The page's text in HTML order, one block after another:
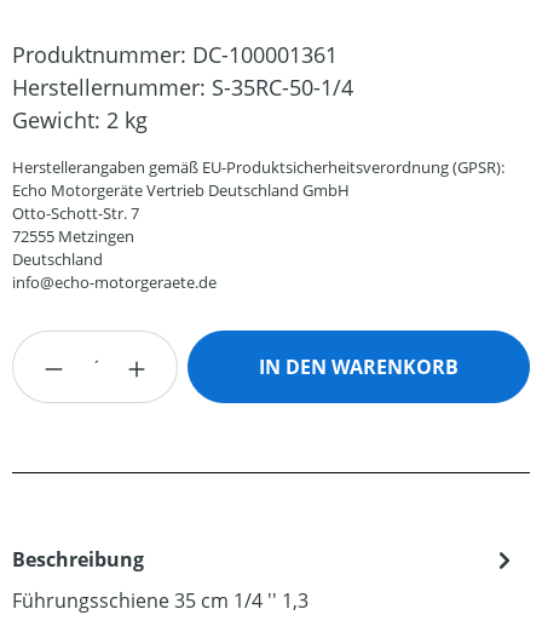
Produktnummer: DC-100001361
Herstellernummer: S-35RC-50-1/4
Gewicht: 2 kg
Herstellerangaben gemäß EU-Produktsicherheitsverordnung (GPSR):
Echo Motorgeräte Vertrieb Deutschland GmbH
Otto-Schott-Str. 7
72555 Metzingen
Deutschland
info@echo-motorgeraete.de
Produkt Anzahl: Gib den gewünschten
IN DEN WARENKORB
Beschreibung
Führungsschiene 35 cm 1/4 '' 1,3